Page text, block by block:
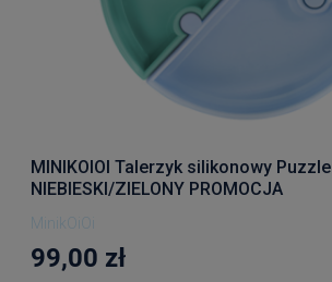
MINIKOIOI Talerzyk silikonowy Puzzle
NIEBIESKI/ZIELONY PROMOCJA
MinikOiOi
99,00 zł